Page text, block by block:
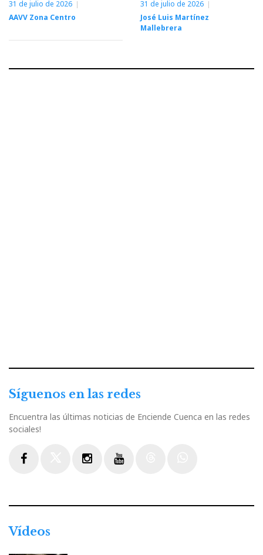
31 de julio de 2026
AAVV Zona Centro
31 de julio de 2026
José Luis Martínez
Mallebrera
Síguenos en las redes
Encuentra las últimas noticias de Enciende Cuenca en las redes
sociales!
Vídeos